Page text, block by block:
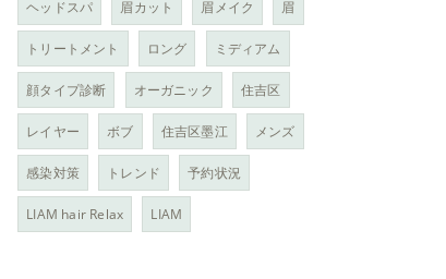
ヘッドスパ 眉カット 眉メイク 眉
トリートメント ロング ミディアム
顔タイプ診断 オーガニック 住吉区
レイヤー ボブ 住吉区墨江 メンズ
感染対策 トレンド 予約状況
LIAM hair Relax LIAM